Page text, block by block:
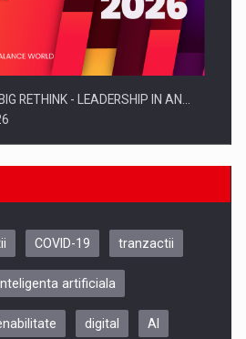
RETHINK - LEADERSHIP IN AN…
COVID-19 tranzactii
artificiala
digital AI